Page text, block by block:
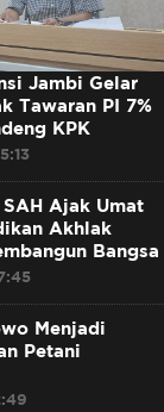
Jambi Gelar
Tawaran PI 7%
KPK
Ajak Umat
Akhlak
Bangsa
Menjadi
Petani